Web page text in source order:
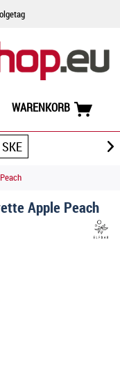
WARENKORB
SKE
Apple Peach